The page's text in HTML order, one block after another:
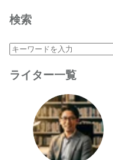
検索
ライター一覧